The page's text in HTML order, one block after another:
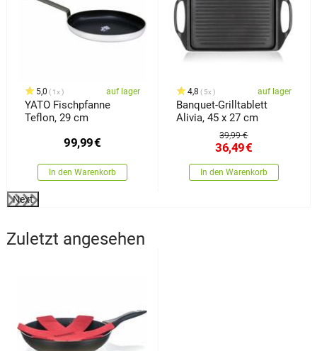
5,0 1x auf lager
YATO Fischpfanne
Teflon, 29 cm
99,99€
In den Warenkorb
4,8 5x auf lager
Banquet-Grilltablett
Alivia, 45 x 27 cm
39,99 €
36,49€
In den Warenkorb
Next
Zuletzt angesehen